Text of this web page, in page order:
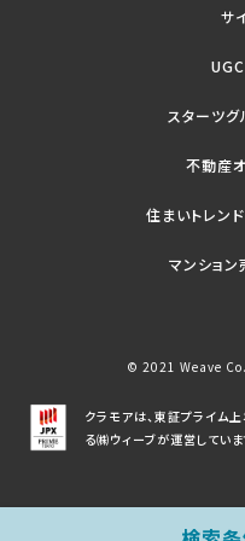
サ
スターツ
不動産
住まいトレン
マンショ
© 2021 Weave
クラモアは、東証プライム
る㈱ウィーブが運営していま